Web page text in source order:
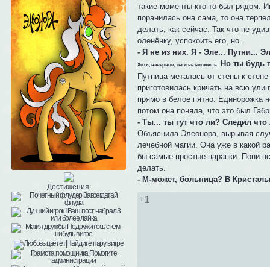
Достижения:
такие моменты кто-то был рядом.
поранилась она сама, то она
делать, как сейчас. Так что не
оленёнку, успокоить его, но...
- Я не из них. Я - Эле... Путни...
Хотя, наверное, ты и не сможешь.
Но ты будь
Путница металась от стены к
приготовилась кричать на всю
прямо в белое пятно. Единорожка
потом она поняла, что это был
- Ты... ты тут что ли? Следил
Объяснила Элеонора, вырывая
лечебной магии. Она уже в какой
бы самые простые царапки. Пони
делать.
- М-может, больница? В
+1